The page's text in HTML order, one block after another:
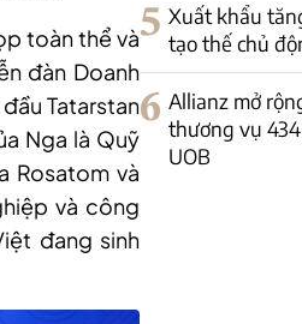
toàn thể và
đàn Doanh
Tatarstan
Nga là Quỹ
Rosatom và
và công
đang sinh
5 Xuất khẩu
tạo thế chủ
6 Allianz mở
thương vụ
UOB